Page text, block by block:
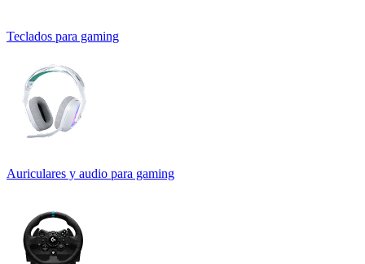
Teclados para gaming
Auriculares y audio para gaming